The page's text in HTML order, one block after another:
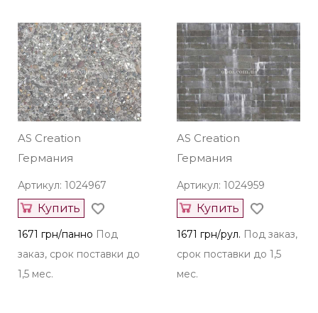
AS Creation
Германия
Артикул: 1024967
Купить
1671 грн/панно Под
заказ, срок поставки до
1,5 мес.
AS Creation
Германия
Артикул: 1024959
Купить
1671 грн/рул. Под заказ,
срок поставки до 1,5
мес.